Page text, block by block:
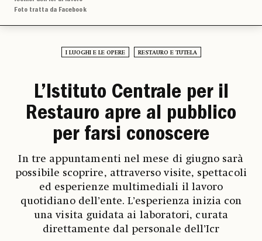
Foto tratta da Facebook
I LUOGHI E LE OPERE RESTAURO E TUTELA
L’Istituto Centrale per il
Restauro apre al pubblico
per farsi conoscere
In tre appuntamenti nel mese di giugno sarà
possibile scoprire, attraverso visite, spettacoli
ed esperienze multimediali il lavoro
quotidiano dell’ente. L’esperienza inizia con
una visita guidata ai laboratori, curata
direttamente dal personale dell’Icr